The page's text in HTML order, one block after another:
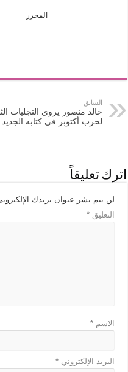
المحرر
السابق
خالد منصور يروي التجليات
لحرب أكتوبر في كتابه الجديد
اترك تعليقاً
لن يتم نشر عنوان بريدك
التعليق*
الاسم*
البريد الإلكتروني*